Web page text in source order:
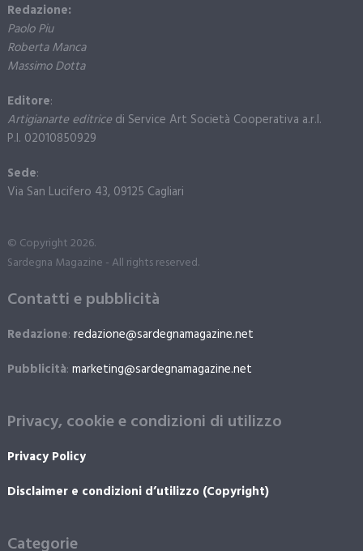
Redazione:
Paolo Piu
Roberta Manca
Massimo Dotta
Editore:
Artigianarte editricedi Service Art Società Cooperativa a.r.l.
P.I. 02010850929
Sede:
Via San Lucifero 43, 09125 Cagliari
© Copyright 2026.
Sardegna Magazine - All rights reserved.
Contatti e pubblicità
Redazione: redazione@sardegnamagazine.net
Pubblicità: marketing@sardegnamagazine.net
Privacy, cookie e condizioni di utilizzo
Privacy Policy
Disclaimer e condizioni d’utilizzo (Copyright)
Categorie